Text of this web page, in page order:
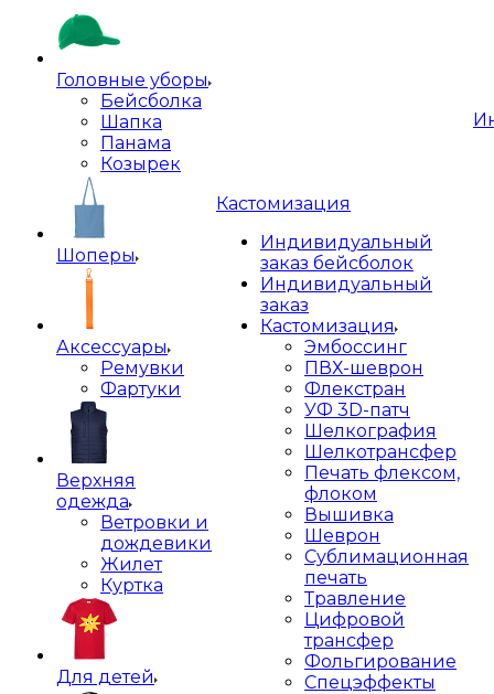
Головные уборы
Бейсболка
Шапка
Панама
Козырек
Шоперы
Аксессуары
Ремувки
Фартуки
Верхняя
одежда
Ветровки и
дождевики
Жилет
Куртка
Для детей
Кастомизация
Индивидуальный
заказ бейсболок
Индивидуальный
заказ
Кастомизация
Эмбоссинг
ПВХ-шеврон
Флекстран
УФ 3D-патч
Шелкография
Шелкотрансфер
Печать флексом,
флоком
Вышивка
Шеврон
Сублимационная
печать
Травление
Цифровой
трансфер
Фольгирование
Спецэффекты